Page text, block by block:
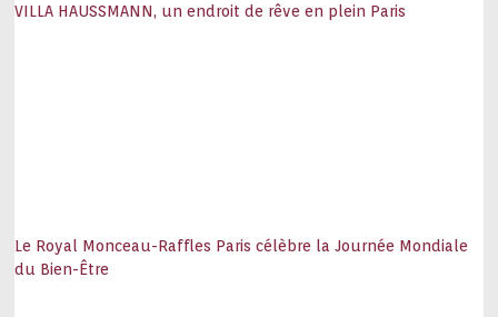
VILLA HAUSSMANN, un endroit de rêve en plein Paris
Le Royal Monceau-Raffles Paris célèbre la Journée Mondiale
du Bien-Être